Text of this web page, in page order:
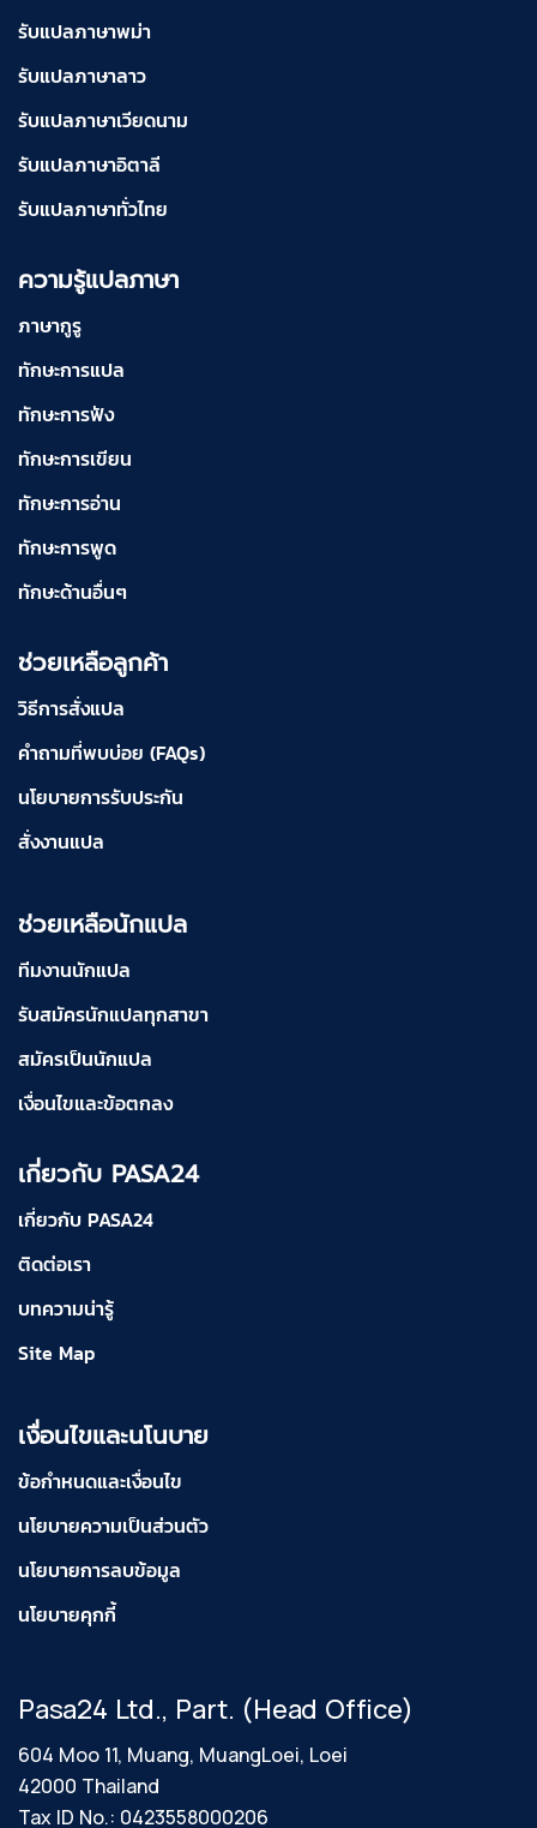
รับแปลภาษาพม่า
รับแปลภาษาลาว
รับแปลภาษาเวียดนาม
รับแปลภาษาอิตาลี
รับแปลภาษาทั่วไทย
ความรู้แปลภาษา
ภาษากูรู
ทักษะการแปล
ทักษะการฟัง
ทักษะการเขียน
ทักษะการอ่าน
ทักษะการพูด
ทักษะด้านอื่นๆ
ช่วยเหลือลูกค้า
วิธีการสั่งแปล
คำถามที่พบบ่อย (FAQs)
นโยบายการรับประกัน
สั่งงานแปล
ช่วยเหลือนักแปล
ทีมงานนักแปล
รับสมัครนักแปลทุกสาขา
สมัครเป็นนักแปล
เงื่อนไขและข้อตกลง
เกี่ยวกับ PASA24
เกี่ยวกับ PASA24
ติดต่อเรา
บทความน่ารู้
Site Map
เงื่อนไขและนโนบาย
ข้อกำหนดและเงื่อนไข
นโยบายความเป็นส่วนตัว
นโยบายการลบข้อมูล
นโยบายคุกกี้
Pasa24 Ltd., Part. (Head Office)
604 Moo 11, Muang, MuangLoei, Loei
42000 Thailand
Tax ID No.: 0423558000206